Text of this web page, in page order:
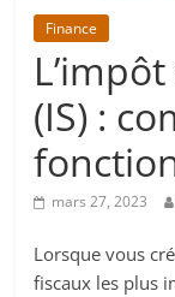
Finance
(IS) :
mars 27, 2023
Lorsque vous
fiscaux les plus